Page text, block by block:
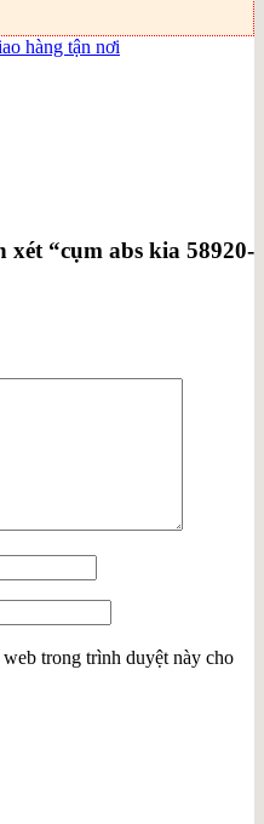
hàng tận nơi
“cụm abs kia 58920-
trong trình duyệt này cho